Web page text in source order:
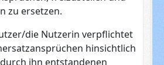
zu ersetzen.
die Nutzerin verpflichtet
hinsichtlich
ihn entstandenen